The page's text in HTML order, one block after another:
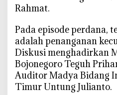
Rahmat.
‎Pada episode perdana,
adalah penanganan
Diskusi menghadirkan
Bojonegoro Teguh
Auditor Madya Bidang
Timur Untung Julianto.